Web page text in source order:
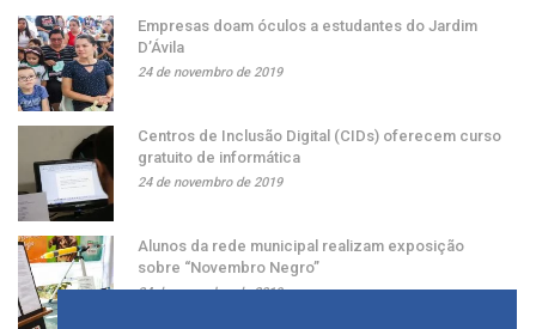
Empresas doam óculos a estudantes do Jardim
D’Ávila
24 de novembro de 2019
Centros de Inclusão Digital (CIDs) oferecem curso
gratuito de informática
24 de novembro de 2019
Alunos da rede municipal realizam exposição
sobre “Novembro Negro”
24 de novembro de 2019